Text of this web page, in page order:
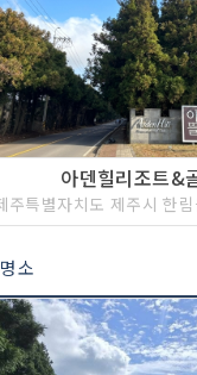
아덴힐리조트&
주특별자치도 제주시 한
소